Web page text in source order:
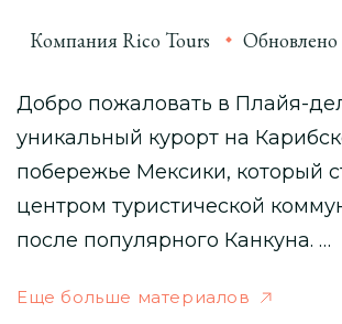
Компания Rico Tours Обновлено
Добро пожаловать в Плайя-
уникальный курорт на
побережье Мексики, который
центром туристической
после популярного Канкуна. …
Еще больше материалов